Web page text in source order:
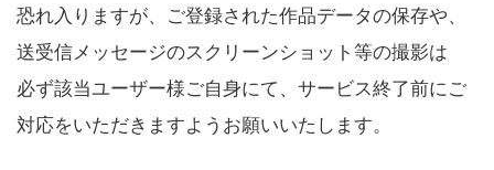
恐れ入りますが、ご登録された作品データの保存や、
送受信メッセージのスクリーンショット等の撮影は
必ず該当ユーザー様ご自身にて、サービス終了前にご
対応をいただきますようお願いいたします。